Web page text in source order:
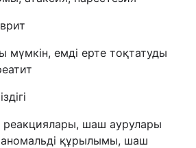
мүмкін, емді ерте тоқтатуды
реакциялары, шаш аурулары
құрылымы, шаш